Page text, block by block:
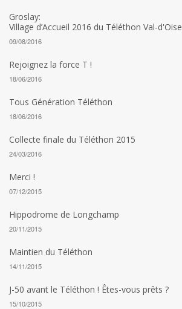
Groslay:
Village d’Accueil 2016 du Téléthon Val-d'Oise
09/08/2016
Rejoignez la force T !
18/06/2016
Tous Génération Téléthon
18/06/2016
Collecte finale du Téléthon 2015
24/03/2016
Merci !
07/12/2015
Hippodrome de Longchamp
20/11/2015
Maintien du Téléthon
14/11/2015
J-50 avant le Téléthon ! Êtes-vous prêts ?
15/10/2015